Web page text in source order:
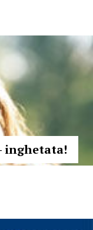
inghetata!